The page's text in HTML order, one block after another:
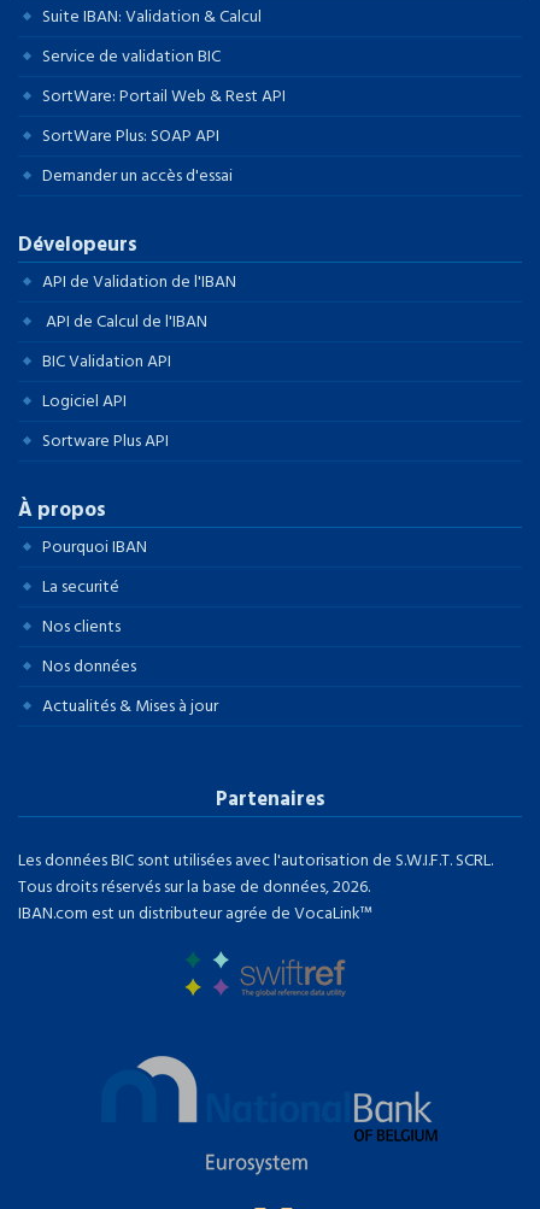
Suite IBAN: Validation & Calcul
Service de validation BIC
SortWare: Portail Web & Rest API
SortWare Plus: SOAP API
Demander un accès d'essai
Dévelopeurs
API de Validation de l'IBAN
API de Calcul de l'IBAN
BIC Validation API
Logiciel API
Sortware Plus API
À propos
Pourquoi IBAN
La securité
Nos clients
Nos données
Actualités & Mises à jour
Partenaires
Les données BIC sont utilisées avec l'autorisation de S.W.I.F.T. SCRL.
Tous droits réservés sur la base de données, 2026.
IBAN.com est un distributeur agrée de VocaLink™